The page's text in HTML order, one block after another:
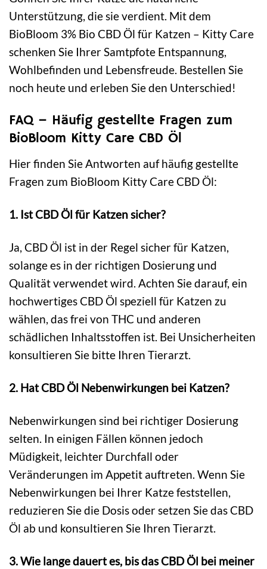
Unterstützung, die sie verdient. Mit dem
BioBloom 3% Bio CBD Öl für Katzen – Kitty Care
schenken Sie Ihrer Samtpfote Entspannung,
Wohlbefinden und Lebensfreude. Bestellen Sie
noch heute und erleben Sie den Unterschied!
FAQ – Häufig gestellte Fragen zum
BioBloom Kitty Care CBD Öl
Hier finden Sie Antworten auf häufig gestellte
Fragen zum BioBloom Kitty Care CBD Öl:
1. Ist CBD Öl für Katzen sicher?
Ja, CBD Öl ist in der Regel sicher für Katzen,
solange es in der richtigen Dosierung und
Qualität verwendet wird. Achten Sie darauf, ein
hochwertiges CBD Öl speziell für Katzen zu
wählen, das frei von THC und anderen
schädlichen Inhaltsstoffen ist. Bei Unsicherheiten
konsultieren Sie bitte Ihren Tierarzt.
2. Hat CBD Öl Nebenwirkungen bei Katzen?
Nebenwirkungen sind bei richtiger Dosierung
selten. In einigen Fällen können jedoch
Müdigkeit, leichter Durchfall oder
Veränderungen im Appetit auftreten. Wenn Sie
Nebenwirkungen bei Ihrer Katze feststellen,
reduzieren Sie die Dosis oder setzen Sie das CBD
Öl ab und konsultieren Sie Ihren Tierarzt.
3. Wie lange dauert es, bis das CBD Öl bei meiner